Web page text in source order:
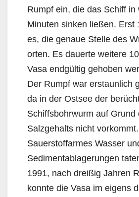
Rumpf ein, die das Schiff in
Minuten sinken ließen. Erst
es, die genaue Stelle des
orten. Es dauerte weitere
Vasa endgültig gehoben
Der Rumpf war erstaunlich
da in der Ostsee der
Schiffsbohrwurm auf Grund
Salzgehalts nicht vorkommt.
Sauerstoffarmes Wasser
Sedimentablagerungen
1991, nach dreißig Jahren
konnte die Vasa im eigens